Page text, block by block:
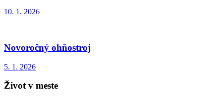
10. 1. 2026
Novoročný ohňostroj
5. 1. 2026
Život v meste